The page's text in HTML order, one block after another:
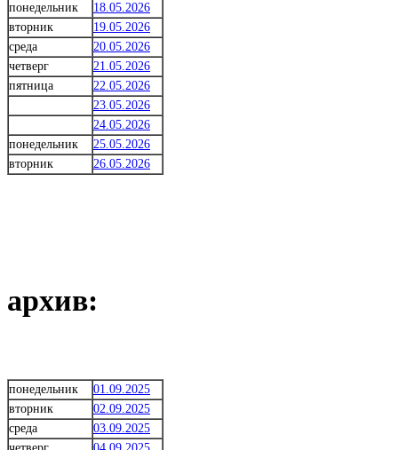
понедельник
18.05.2026
вторник
19.05.2026
среда
20.05.2026
четверг
21.05.2026
пятница
22.05.2026
23.05.2026
24.05.2026
понедельник
25.05.2026
вторник
26.05.2026
архив:
понедельник
01.09.2025
вторник
02.09.2025
среда
03.09.2025